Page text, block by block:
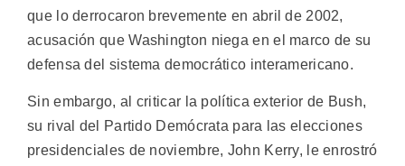
que lo derrocaron brevemente en abril de 2002,
acusación que Washington niega en el marco de su
defensa del sistema democrático interamericano.
Sin embargo, al criticar la política exterior de Bush,
su rival del Partido Demócrata para las elecciones
presidenciales de noviembre, John Kerry, le enrostró